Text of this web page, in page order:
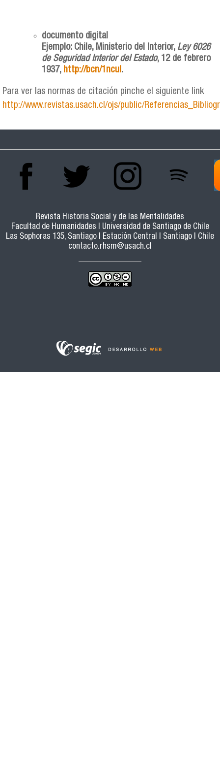
documento digital
Ejemplo: Chile, Ministerio del Interior, Ley 6026
de Seguridad Interior del Estado, 12 de febrero
1937, http://bcn/1ncul .
Para ver las normas de citación pinche el siguiente link
http://www.revistas.usach.cl/ojs/public/
Revista Historia Social y de las Mentalidades
Facultad de Humanidades | Universidad de Santiago de Chile
Las Sophoras 135, Santiago | Estación Central | Santiago | Chile
contacto.rhsm@usach.cl